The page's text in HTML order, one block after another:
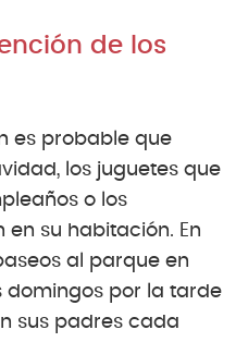
de los
es probable que
los juguetes que
o los
su habitación. En
al parque en
domingos por la tarde
sus padres cada